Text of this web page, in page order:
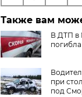
Также вам
В ДТП в
при
под